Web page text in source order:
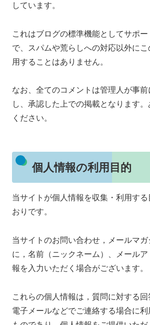
しています。
これはブログの標準機能としてサポ
で、スパムや荒らしへの対応以外に
用することはありません。
なお、全てのコメントは管理人が事
し、承認した上での掲載となります
ください。
個人情報の利用目的
当サイトが個人情報を収集・利用する
おりです。
当サイトのお問い合わせ，メールマ
に，名前（ニックネーム）、メール
報を入力いただく場合がございます。
これらの個人情報は，質問に対する
電子メールなどでご連絡する場合に利